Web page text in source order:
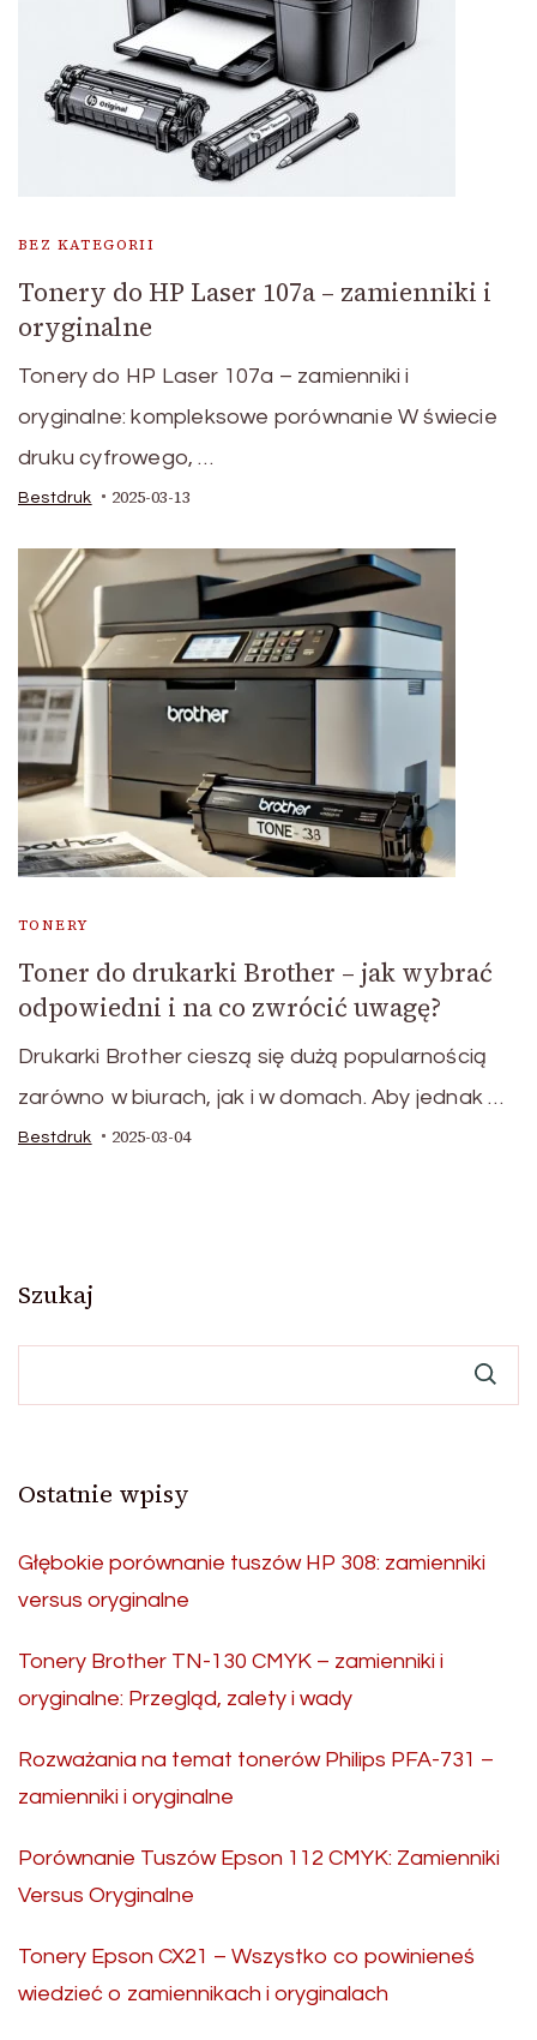
BEZ KATEGORII
Tonery do HP Laser 107a – zamienniki i
oryginalne
Tonery do HP Laser 107a – zamienniki i
oryginalne: kompleksowe porównanie W świecie
druku cyfrowego, …
Bestdruk 2025-03-13
TONERY
Toner do drukarki Brother – jak wybrać
odpowiedni i na co zwrócić uwagę?
Drukarki Brother cieszą się dużą popularnością
zarówno w biurach, jak i w domach. Aby jednak …
Bestdruk 2025-03-04
Szukaj
Ostatnie wpisy
Głębokie porównanie tuszów HP 308: zamienniki
versus oryginalne
Tonery Brother TN-130 CMYK – zamienniki i
oryginalne: Przegląd, zalety i wady
Rozważania na temat tonerów Philips PFA-731 –
zamienniki i oryginalne
Porównanie Tuszów Epson 112 CMYK: Zamienniki
Versus Oryginalne
Tonery Epson CX21 – Wszystko co powinieneś
wiedzieć o zamiennikach i oryginalach